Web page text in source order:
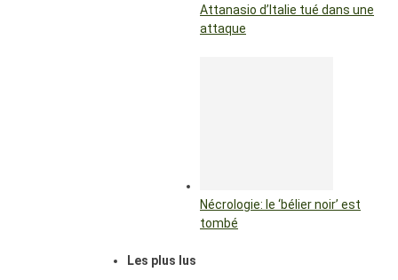
Attanasio d’Italie tué dans une
attaque
Nécrologie: le ‘bélier noir’ est
tombé
Les plus lus